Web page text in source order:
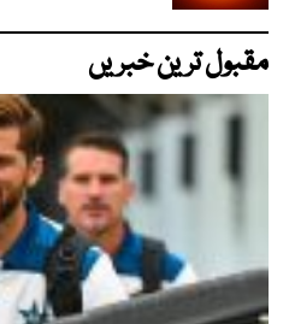
مقبول ترین خبریں